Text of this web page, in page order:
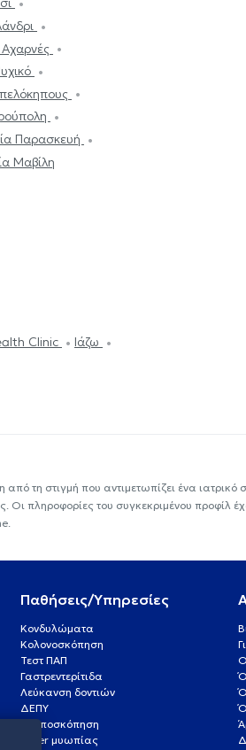
Παρασκευή
Μαβίλη
Clinic
Ιάζω
τη στιγμή που αντιμετωπίζει ένα ιατρικό
Οι πληροφορίες του συγκεκριμένου
Παθήσεις/Υπηρεσίες
Κονδυλώματα
Κολονοσκόπηση
Τεστ ΠΑΠ
Γαστρεντερίτιδα
Λεύκανση δοντιών
ΔΕΠΥ
Κολποσκόπηση
Laser μυωπίας